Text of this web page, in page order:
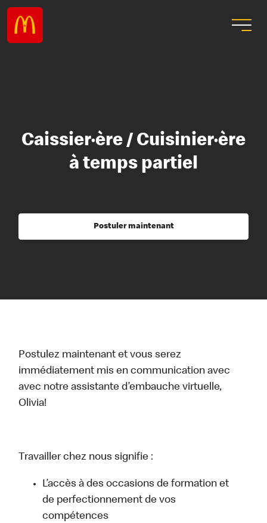
Caissier·ère / Cuisinier·ère
à temps partiel
Postuler maintenant
Postulez maintenant et vous serez
immédiatement mis en communication avec
avec notre assistante d’embauche virtuelle,
Olivia!
Travailler chez nous signifie :
L’accès à des occasions de formation et
de perfectionnement de vos
compétences